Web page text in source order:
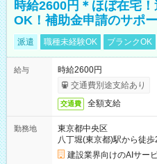
時給2600円＊ほぼ在宅
OK！補助金申請のサポ
派遣 職種未経験OK ブランクOK
給与
時給2600円
交通費別途支給あり
交通費 全額支給
勤務地
東京都中央区
八丁堀(東京都)駅から徒歩
建設業界向けのAIサー